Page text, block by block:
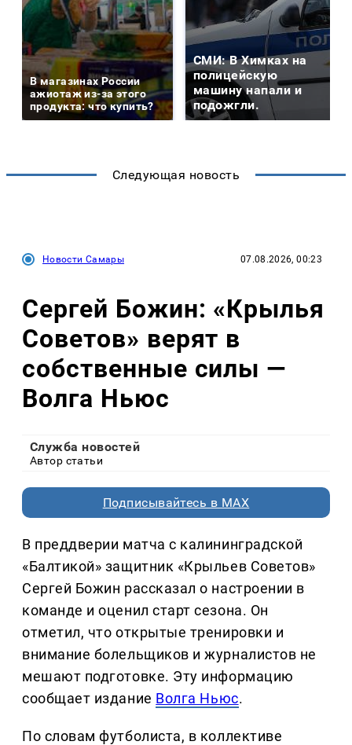
В магазинах России
ажиотаж из-за этого
продукта: что купить?
СМИ: В Химках на
полицейскую
машину напали и
подожгли.
Следующая новость
Новости Самары 07.08.2026, 00:23
Сергей Божин: «Крылья
Советов» верят в
собственные силы —
Волга Ньюс
Служба новостей
Автор статьи
Подписывайтесь в MAX
В преддверии матча с калининградской
«Балтикой» защитник «Крыльев Советов»
Сергей Божин рассказал о настроении в
команде и оценил старт сезона. Он
отметил, что открытые тренировки и
внимание болельщиков и журналистов не
мешают подготовке. Эту информацию
сообщает издание Волга Ньюс.
По словам футболиста, в коллективе